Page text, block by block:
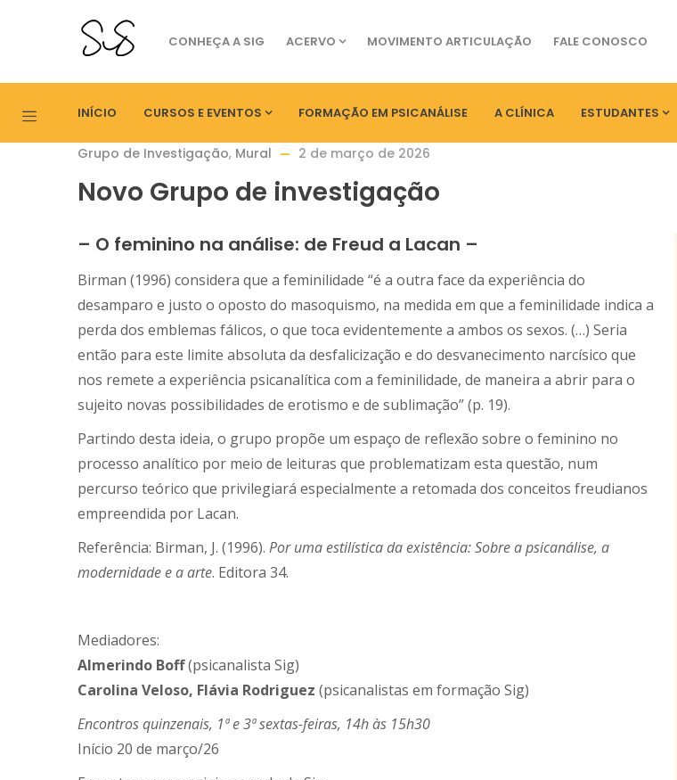
CONHEÇA A SIG ACERVO MOVIMENTO ARTICULAÇÃO FALE CONOSCO
INÍCIO CURSOS E EVENTOS FORMAÇÃO EM PSICANÁLISE A CLÍNICA ESTUDANTES
Grupo de Investigação, Mural 2 de março de 2026
Novo Grupo de investigação
– O feminino na análise: de Freud a Lacan –
Birman (1996) considera que a feminilidade “é a outra face da experiência do
desamparo e justo o oposto do masoquismo, na medida em que a feminilidade indica a
perda dos emblemas fálicos, o que toca evidentemente a ambos os sexos. (…) Seria
então para este limite absoluta da desfalicização e do desvanecimento narcísico que
nos remete a experiência psicanalítica com a feminilidade, de maneira a abrir para o
sujeito novas possibilidades de erotismo e de sublimação” (p. 19).
Partindo desta ideia, o grupo propõe um espaço de reflexão sobre o feminino no
processo analítico por meio de leituras que problematizam esta questão, num
percurso teórico que privilegiará especialmente a retomada dos conceitos freudianos
empreendida por Lacan.
Referência: Birman, J. (1996). Por uma estilística da existência: Sobre a psicanálise, a
modernidade e a arte. Editora 34.
Mediadores:
Almerindo Boff(psicanalista Sig)
Carolina Veloso, Flávia Rodriguez (psicanalistas em formação Sig)
Encontros quinzenais, 1ª e 3ª sextas-feiras, 14h às 15h30
Início 20 de março/26